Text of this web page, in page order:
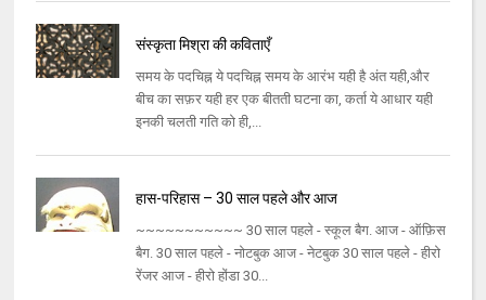
संस्कृता मिश्रा की कविताएँ
समय के पदचिह्न ये पदचिह्न समय के आरंभ यही है अंत यही,और
बीच का सफ़र यही हर एक बीतती घटना का, कर्ता ये आधार यही
इनकी चलती गति को ही,...
हास-परिहास – 30 साल पहले और आज
~~~~~~~~~~~ 30 साल पहले - स्कूल बैग. आज - ऑफ़िस
बैग. 30 साल पहले - नोटबुक आज - नेटबुक 30 साल पहले - हीरो
रेंजर आज - हीरो होंडा 30...